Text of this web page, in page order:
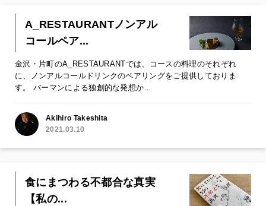
A_RESTAURANTノンアル
コールペア...
金沢・片町のA_RESTAURANTでは、コースの料理のそれぞれ
に、ノンアルコールドリンクのペアリングをご提供しておりま
す。 バーマンによる独創的な発想か…
Akihiro Takeshita
2021.03.10
食にまつわる不都合な真実
【私の...